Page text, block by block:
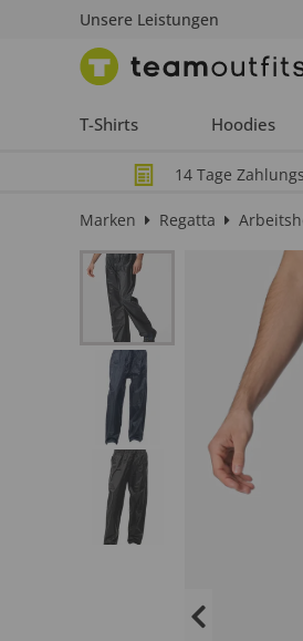
Unsere Leistungen
T-Shirts Hoodies
14 Tage
Marken Regatta